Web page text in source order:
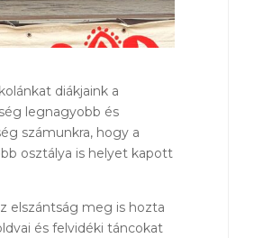
diákjaink a
legnagyobb és
számunkra, hogy a
osztálya is helyet kapott
elszántság meg is hozta
és felvidéki táncokat